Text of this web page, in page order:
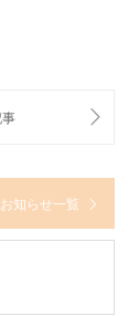
お知らせ一覧